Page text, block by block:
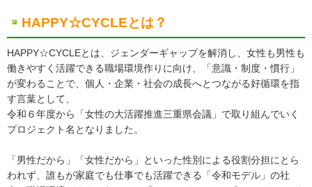
HAPPY☆CYCLEとは？
HAPPY☆CYCLEとは、ジェンダーギャップを解消し、女性も男性も
働きやすく活躍できる職場環境作りに向け、「意識・制度・慣行」
が変わることで、個人・企業・社会の成長へとつながる好循環を指
す言葉として、
令和６年度から「女性の大活躍推進三重県会議」で取り組んでいく
プロジェクト名となりました。
「男性だから」「女性だから」といった性別による役割分担にとら
われず、誰もが家庭でも仕事でも活躍できる「令和モデル」の社